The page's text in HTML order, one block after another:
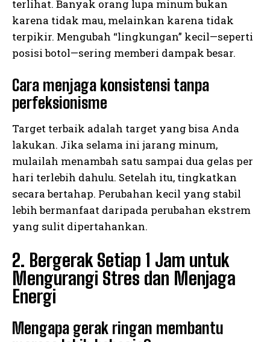
terlihat. Banyak orang lupa minum bukan
karena tidak mau, melainkan karena tidak
terpikir. Mengubah “lingkungan” kecil—seperti
posisi botol—sering memberi dampak besar.
Cara menjaga konsistensi tanpa
perfeksionisme
Target terbaik adalah target yang bisa Anda
lakukan. Jika selama ini jarang minum,
mulailah menambah satu sampai dua gelas per
hari terlebih dahulu. Setelah itu, tingkatkan
secara bertahap. Perubahan kecil yang stabil
lebih bermanfaat daripada perubahan ekstrem
yang sulit dipertahankan.
2. Bergerak Setiap 1 Jam untuk
Mengurangi Stres dan Menjaga
Energi
Mengapa gerak ringan membantu